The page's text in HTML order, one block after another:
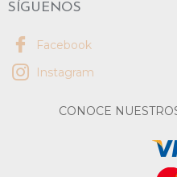
SÍGUENOS
Facebook
Instagram
CONOCE